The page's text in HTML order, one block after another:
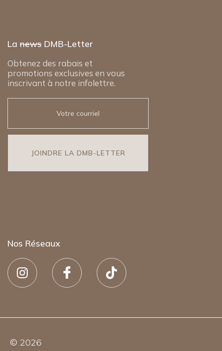
La news DMB-Letter
Obtenez des rabais et
promotions exclusives en vous
inscrivant à notre infolettre.
Nos Réseaux
© 2026